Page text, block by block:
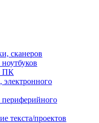
сканеров
ПК
электронного
текста/проектов